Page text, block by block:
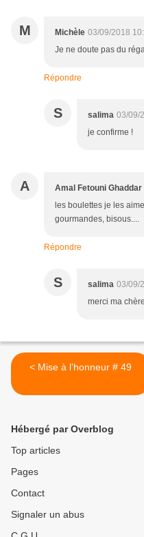
M Michèle 03/09/2018
Je ne doute pas du
Répondre
S salima 03/09/
je confirme !
A Amal Fetouni Ghaddar
les boulettes je les
gourmandes, bisous....
Répondre
S salima 03/09/
merci ma
< Mise à l'honneur # 49
Hébergé par Overblog
Top articles
Pages
Contact
Signaler un abus